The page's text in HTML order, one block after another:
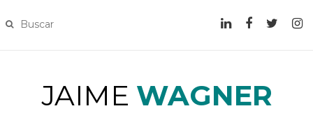
JAIME WAGNER